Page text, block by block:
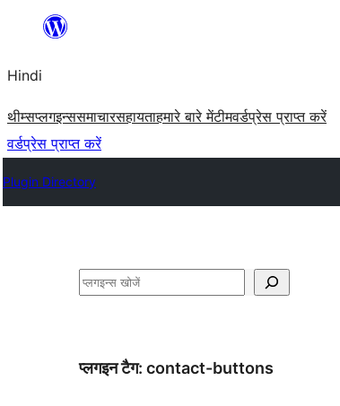
सामग्री
जाएं
Hindi
थीम्सप्लगइन्ससमाचारसहायताहमारे बारे मेंटीमवर्डप्रेस प्राप्त करें
वर्डप्रेस प्राप्त करें
Plugin Directory
खोजें
प्लगइन टैग: contact-buttons